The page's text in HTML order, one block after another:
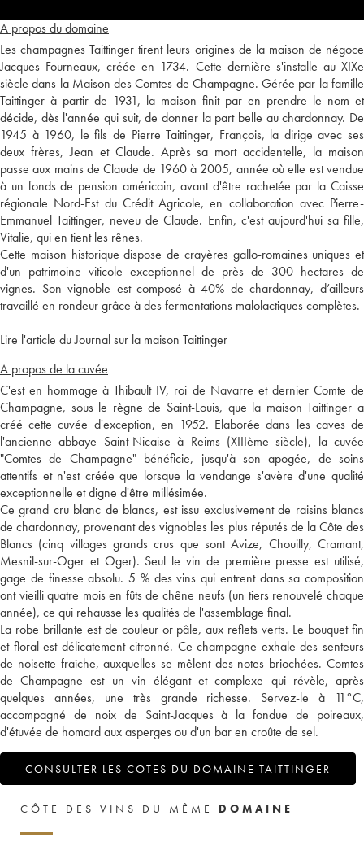
A propos du domaine
Les champagnes Taittinger tirent leurs origines de la maison de négoce
Jacques Fourneaux, créée en 1734. Cette dernière s'installe au XIXe
siècle dans la Maison des Comtes de Champagne. Gérée par la famille
Taittinger à partir de 1931, la maison finit par en prendre le nom et
décide, dès l'année qui suit, de donner la part belle au chardonnay. De
1945 à 1960, le fils de Pierre Taittinger, François, la dirige avec ses
deux frères, Jean et Claude. Après sa mort accidentelle, la maison
passe aux mains de Claude de 1960 à 2005, année où elle est vendue
à un fonds de pension américain, avant d'être rachetée par la Caisse
régionale Nord-Est du Crédit Agricole, en collaboration avec Pierre-
Emmanuel Taittinger, neveu de Claude. Enfin, c'est aujourd'hui sa fille,
Vitalie, qui en tient les rênes.
Cette maison historique dispose de crayères gallo-romaines uniques et
d'un patrimoine viticole exceptionnel de près de 300 hectares de
vignes. Son vignoble est composé à 40% de chardonnay, d’ailleurs
travaillé en rondeur grâce à des fermentations malolactiques complètes.
Lire l'article du Journal sur la maison Taittinger
A propos de la cuvée
C'est en hommage à Thibault IV, roi de Navarre et dernier Comte de
Champagne, sous le règne de Saint-Louis, que la maison Taittinger a
créé cette cuvée d'exception, en 1952. Elaborée dans les caves de
l'ancienne abbaye Saint-Nicaise à Reims (XIIIème siècle), la cuvée
"Comtes de Champagne" bénéficie, jusqu'à son apogée, de soins
attentifs et n'est créée que lorsque la vendange s'avère d'une qualité
exceptionnelle et digne d'être millésimée.
Ce grand cru blanc de blancs, est issu exclusivement de raisins blancs
de chardonnay, provenant des vignobles les plus réputés de la Côte des
Blancs (cinq villages grands crus que sont Avize, Chouilly, Cramant,
Mesnil-sur-Oger et Oger). Seul le vin de première presse est utilisé,
gage de finesse absolu. 5 % des vins qui entrent dans sa composition
ont vieilli quatre mois en fûts de chêne neufs (un tiers renouvelé chaque
année), ce qui rehausse les qualités de l'assemblage final.
La robe brillante est de couleur or pâle, aux reflets verts. Le bouquet fin
et floral est délicatement citronné. Ce champagne exhale des senteurs
de noisette fraîche, auxquelles se mêlent des notes briochées. Comtes
de Champagne est un vin élégant et complexe qui révèle, après
quelques années, une très grande richesse. Servez-le à 11°C,
accompagné de noix de Saint-Jacques à la fondue de poireaux,
d'étuvée de homard aux asperges ou d'un bar en croûte de sel.
CONSULTER LES COTES DU DOMAINE TAITTINGER
CÔTE DES VINS DU MÊME DOMAINE